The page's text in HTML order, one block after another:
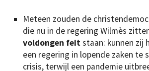
Meteen zouden de
die nu in de regering Wilmès
voldongen feitstaan: kunnen zij
een regering in lopende zaken te
crisis, terwijl een pandemie